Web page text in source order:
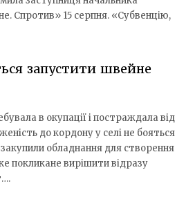
Спротив» 15 серпня. «Субвенцію,
запустити швейне
в окупації і постраждала від
до кордону у селі не бояться
обладнання для створення
покликане вирішити відразу